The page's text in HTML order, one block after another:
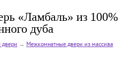
«Ламбаль» из 100%
дуба
→ Межкомнатные двери из массива